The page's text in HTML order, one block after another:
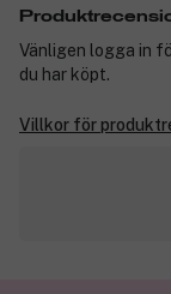
Vänligen logga in
du har köpt.
Villkor för